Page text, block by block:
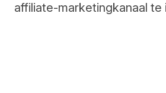
affiliate-marketingkanaal te